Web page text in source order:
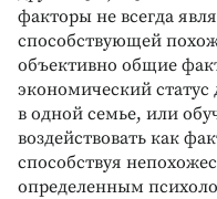
факторы не всегда
способствующей
объективно общие
экономический
в одной семье, или
воздействовать как
способствуя
определенным